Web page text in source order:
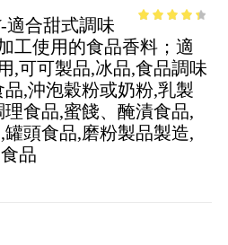
of 5
適合甜式調味
工使用的食品香料；適
,可可製品,冰品,食品調味
,沖泡穀粉或奶粉,乳製
食品,蜜餞、醃漬食品,
頭食品,磨粉製品製造,
品